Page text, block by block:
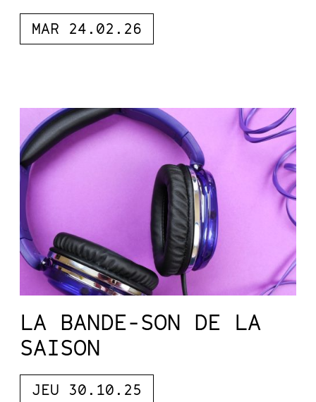
MAR 24.02.26
LA BANDE-SON DE LA
SAISON
JEU 30.10.25